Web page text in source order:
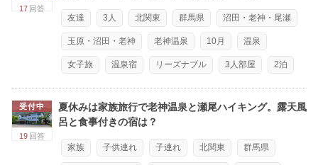
17 回答
友達 3人 北関東 群馬県 沼田・老神・尾瀬
玉原・沼田・老神 老神温泉 10月 温泉
女子旅 温泉宿 リーズナブル 3人部屋 2泊
受付中
19 回答
夏休みは家族旅行で老神温泉と瀬尾ハイキング。露天風
呂と食事付きの宿は？
家族 子供連れ 子連れ 北関東 群馬県